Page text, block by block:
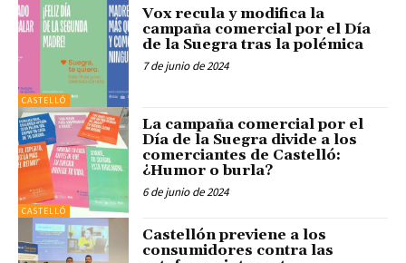
CASTELLÓ
Vox recula y modifica la
campaña comercial por el Día
de la Suegra tras la polémica
7 de junio de 2024
CASTELLÓ
La campaña comercial por el
Día de la Suegra divide a los
comerciantes de Castelló:
¿Humor o burla?
6 de junio de 2024
Castellón previene a los
consumidores contra las